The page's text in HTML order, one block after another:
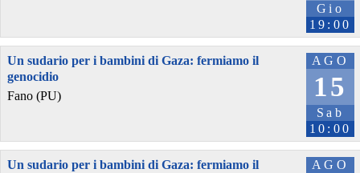
Gio
19:00
AGO
15
Sab
10:00
Un sudario per i bambini di Gaza: fermiamo il
genocidio
Fano (PU)
AGO
Un sudario per i bambini di Gaza: fermiamo il